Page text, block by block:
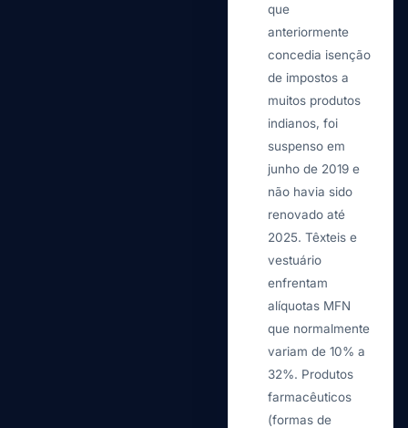
que
anteriormente
concedia isenção
de impostos a
muitos produtos
indianos, foi
suspenso em
junho de 2019 e
não havia sido
renovado até
2025. Têxteis e
vestuário
enfrentam
alíquotas MFN
que normalmente
variam de 10% a
32%. Produtos
farmacêuticos
(formas de